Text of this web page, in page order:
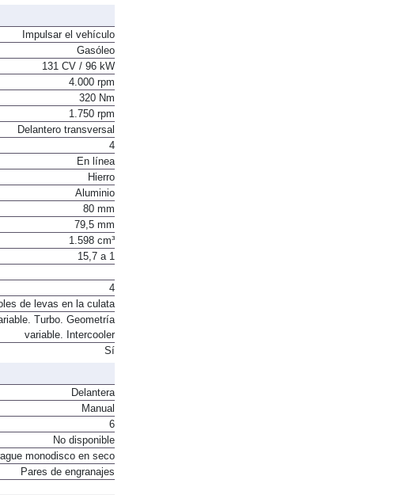
Impulsar el vehículo
Gasóleo
131 CV / 96 kW
4.000 rpm
320 Nm
1.750 rpm
Delantero transversal
4
En línea
Hierro
Aluminio
80 mm
79,5 mm
1.598 cm³
15,7 a 1
4
de levas en la culata
Turbo. Geometría
variable. Intercooler
Sí
Delantera
Manual
6
No disponible
monodisco en seco
Pares de engranajes